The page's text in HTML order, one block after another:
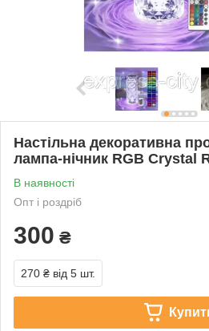
Настільна декоративна
лампа-нічник RGB Crystal
В наявності
Опт і роздріб
300 ₴
270 ₴ від 5 шт.